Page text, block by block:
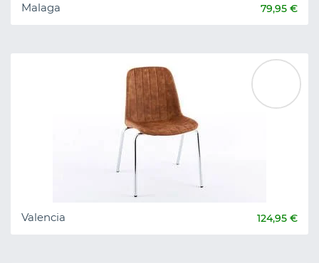
Malaga 79,95 €
Valencia 124,95 €